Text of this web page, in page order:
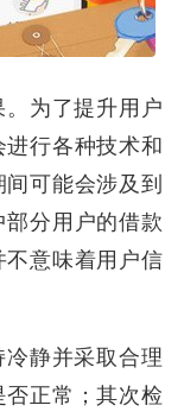
为了提升用户
行各种技术和
可能会涉及到
分用户的借款
意味着用户信
静并采取合理
正常；其次检